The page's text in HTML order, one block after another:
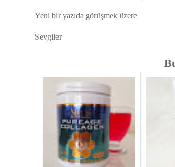
Yeni bir yazıda görüşmek üzere
Sevgiler